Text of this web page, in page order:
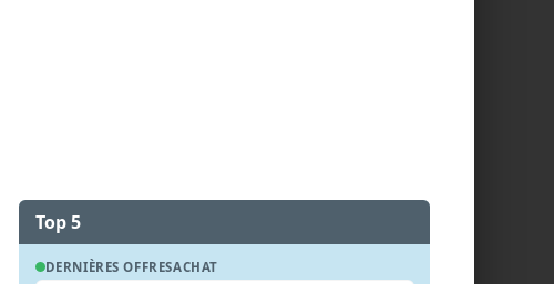
Top 5
DERNIÈRES OFFRESACHAT